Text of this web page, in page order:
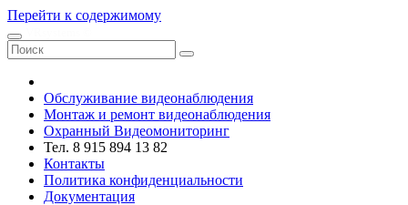
Перейти к содержимому
Обслуживание видеонаблюдения
Монтаж и ремонт видеонаблюдения
Охранный Видеомониторинг
Тел. 8 915 894 13 82
Контакты
Политика конфиденциальности
Документация